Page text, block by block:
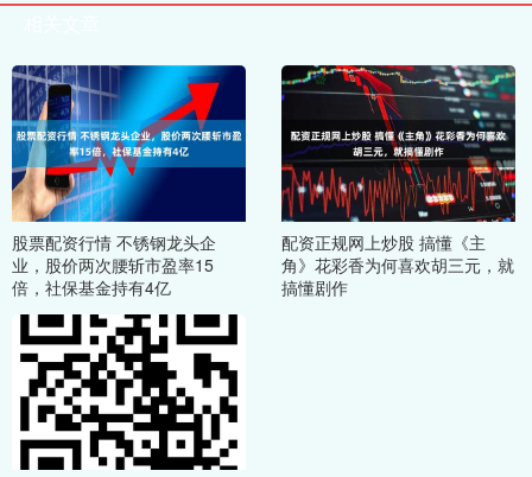
股票配资行情 不锈钢龙头企
业，股价两次腰斩市盈率15
倍，社保基金持有4亿
配资正规网上炒股 搞懂《主
角》花彩香为何喜欢胡三元，就
搞懂剧作